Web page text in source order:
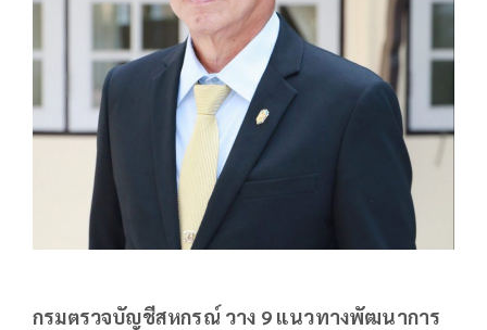
กรมตรวจบัญชีสหกรณ์ วาง 9 แนวทางพัฒนาการ